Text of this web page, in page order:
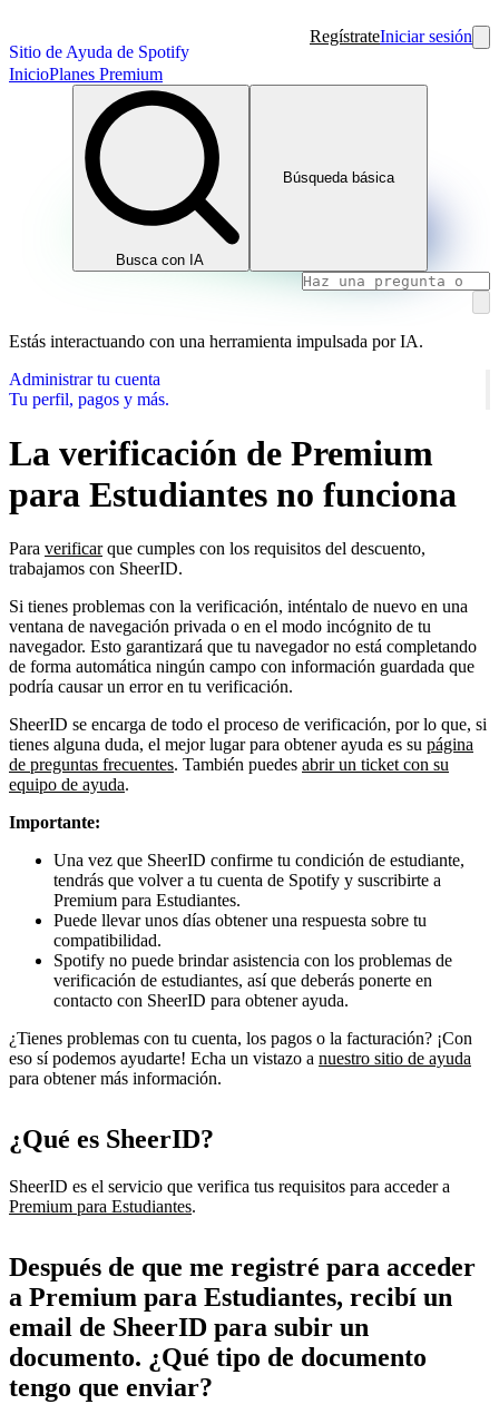
Sitio de Ayuda de Spotify
RegístrateIniciar sesión
InicioPlanes Premium
Busca con IA
Búsqueda básica
Estás interactuando con una herramienta impulsada por IA.
Administrar tu cuenta
Tu perfil, pagos y más.
La verificación de Premium
para Estudiantes no funciona
Para verificarque cumples con los requisitos del descuento,
trabajamos con SheerID.
Si tienes problemas con la verificación, inténtalo de nuevo en una
ventana de navegación privada o en el modo incógnito de tu
navegador. Esto garantizará que tu navegador no está completando
de forma automática ningún campo con información guardada que
podría causar un error en tu verificación.
SheerID se encarga de todo el proceso de verificación, por lo que, si
tienes alguna duda, el mejor lugar para obtener ayuda es su página
de preguntas frecuentes. También puedes abrir un ticket con su
equipo de ayuda.
Importante:
Una vez que SheerID confirme tu condición de estudiante,
tendrás que volver a tu cuenta de Spotify y suscribirte a
Premium para Estudiantes.
Puede llevar unos días obtener una respuesta sobre tu
compatibilidad.
Spotify no puede brindar asistencia con los problemas de
verificación de estudiantes, así que deberás ponerte en
contacto con SheerID para obtener ayuda.
¿Tienes problemas con tu cuenta, los pagos o la facturación? ¡Con
eso sí podemos ayudarte! Echa un vistazo a nuestro sitio de ayuda
para obtener más información.
¿Qué es SheerID?
SheerID es el servicio que verifica tus requisitos para acceder a
Premium para Estudiantes.
Después de que me registré para acceder
a Premium para Estudiantes, recibí un
email de SheerID para subir un
documento. ¿Qué tipo de documento
tengo que enviar?